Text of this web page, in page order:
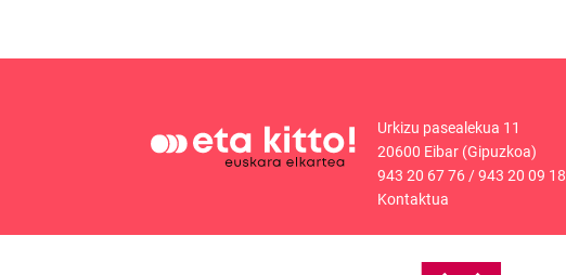
Urkizu pasealekua 11
20600 Eibar (Gipuzkoa)
943 20 67 76/943 20 09 18
Kontaktua